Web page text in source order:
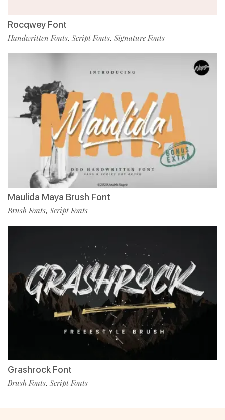
Rocqwey Font
Handwritten Fonts, Script Fonts, Signature Fonts
Maulida Maya Brush Font
Brush Fonts, Script Fonts
Grashrock Font
Brush Fonts, Script Fonts